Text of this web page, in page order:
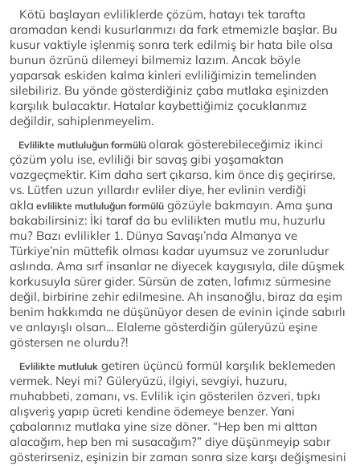
Kötü başlayan evliliklerde çözüm, hatayı tek tarafta
aramadan kendi kusurlarımızı da fark etmemizle başlar. Bu
kusur vaktiyle işlenmiş sonra terk edilmiş bir hata bile olsa
bunun özrünü dilemeyi bilmemiz lazım. Ancak böyle
yaparsak eskiden kalma kinleri evliliğimizin temelinden
silebiliriz. Bu yönde gösterdiğiniz çaba mutlaka eşinizden
karşılık bulacaktır. Hatalar kaybettiğimiz çocuklarımız
değildir, sahiplenmeyelim.
Evlilikte mutluluğun formülü olarak gösterebileceğimiz ikinci
çözüm yolu ise, evliliği bir savaş gibi yaşamaktan
vazgeçmektir. Kim daha sert çıkarsa, kim önce diş geçirirse,
vs. Lütfen uzun yıllardır evliler diye, her evlinin verdiği
akla evlilikte mutluluğun formülü gözüyle bakmayın. Ama şuna
bakabilirsiniz: İki taraf da bu evlilikten mutlu mu, huzurlu
mu? Bazı evlilikler 1. Dünya Savaşı’nda Almanya ve
Türkiye’nin müttefik olması kadar uyumsuz ve zorunludur
aslında. Ama sırf insanlar ne diyecek kaygısıyla, dile düşmek
korkusuyla sürer gider. Sürsün de zaten, lafımız sürmesine
değil, birbirine zehir edilmesine. Ah insanoğlu, biraz da eşim
benim hakkımda ne düşünüyor desen de evinin içinde sabırlı
ve anlayışlı olsan... Elaleme gösterdiğin güleryüzü eşine
göstersen ne olurdu?!
Evlilikte mutluluk getiren üçüncü formül karşılık beklemeden
vermek. Neyi mi? Güleryüzü, ilgiyi, sevgiyi, huzuru,
muhabbeti, zamanı, vs. Evlilik için gösterilen özveri, tıpkı
alışveriş yapıp ücreti kendine ödemeye benzer. Yani
çabalarınız mutlaka yine size döner. “Hep ben mi alttan
alacağım, hep ben mi susacağım?” diye düşünmeyip sabır
gösterirseniz, eşinizin bir zaman sonra size karşı değişmesini